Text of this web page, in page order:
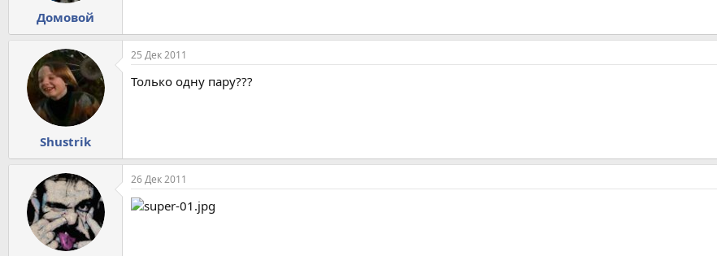
Домовой
Shustrik
25 Дек 2011
Только одну пару???
26 Дек 2011